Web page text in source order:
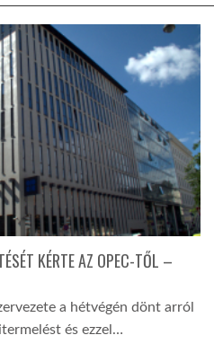
KÉRTE AZ OPEC-TŐL –
a hétvégén dönt arról
és ezzel…